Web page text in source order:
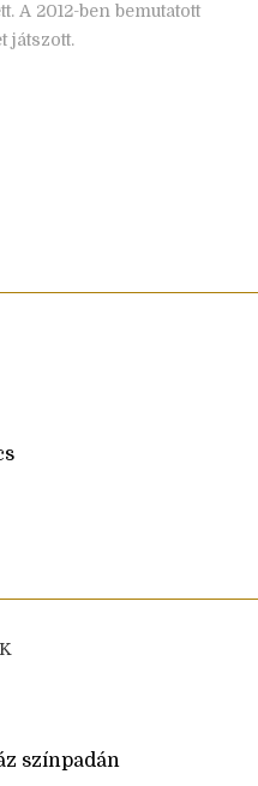
A 2012-ben bemutatott
játszott.
színpadán